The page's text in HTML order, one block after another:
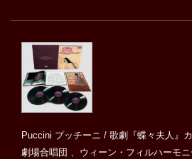
Puccini プッチーニ / 歌劇『蝶々夫人』
劇場合唱団 、ウィーン・フィルハーモ